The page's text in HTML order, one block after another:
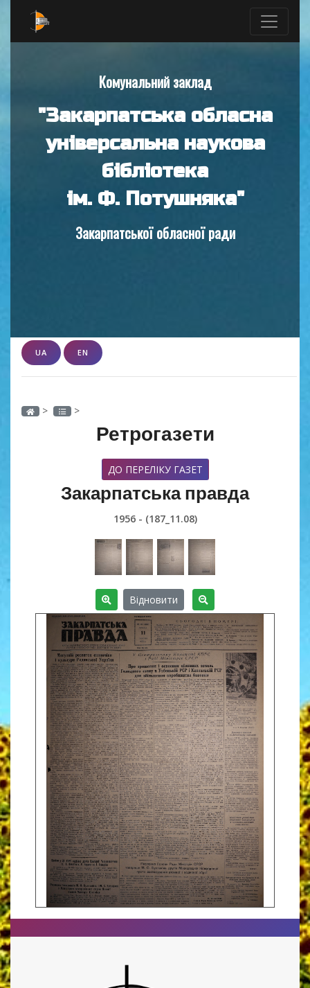
Комунальний заклад
"Закарпатська обласна
універсальна наукова
бібліотека
ім. Ф. Потушняка"
Закарпатської обласної ради
UA EN
> >
Ретрогазети
ДО ПЕРЕЛІКУ ГАЗЕТ
Закарпатська правда
1956 - (187_11.08)
Відновити